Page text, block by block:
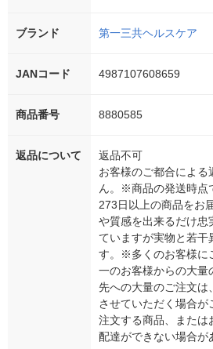
ブランド 第一三共ヘルスケア
JANコード 4987107608659
商品番号 8880585
返品について
返品不可
お客様のご都合によ
ん。※商品の発送時点
273日以上の商品をお
や質感を出来るだけ忠
ていますが実物と若干
す。※多くのお客様に
一のお客様からの大量
先への大量のご注文は
させていただく場合
注文する商品、または
配達ができない場合が